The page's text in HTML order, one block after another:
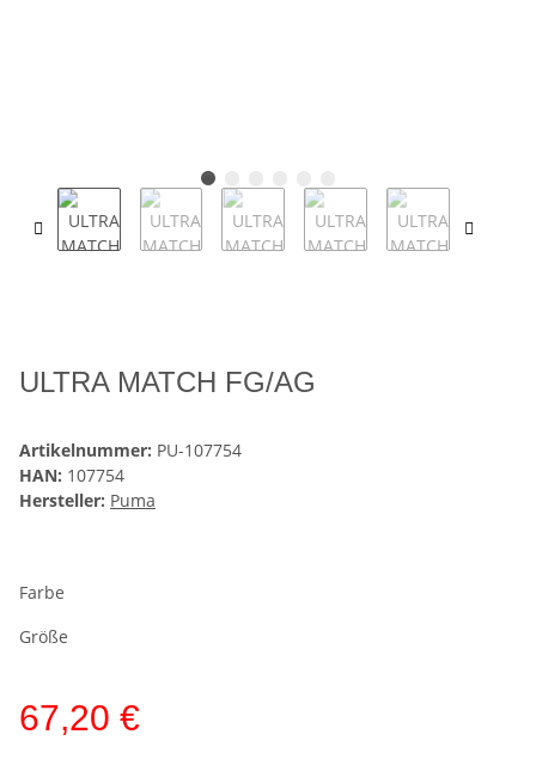
ULTRA MATCH FG/AG
Artikelnummer: PU-107754
HAN: 107754
Hersteller: Puma
Farbe
Größe
67,20 €